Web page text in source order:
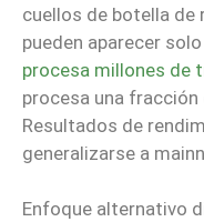
cuellos de botella de
pueden aparecer
procesa millones de
procesa una fracción
Resultados de
generalizarse a
Enfoque alternativo